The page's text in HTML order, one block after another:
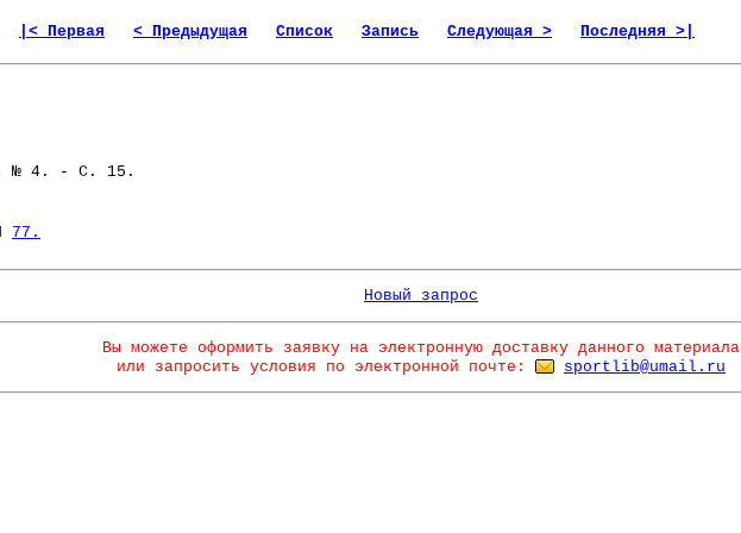
|< Первая < Предыдущая Список Запись Следующая > Последняя >|
№ 4. - С. 15.
77.
Новый запрос
Вы можете оформить заявку на электронную доставку данного материала
или запросить условия по электронной почте:
sportlib@umail.ru